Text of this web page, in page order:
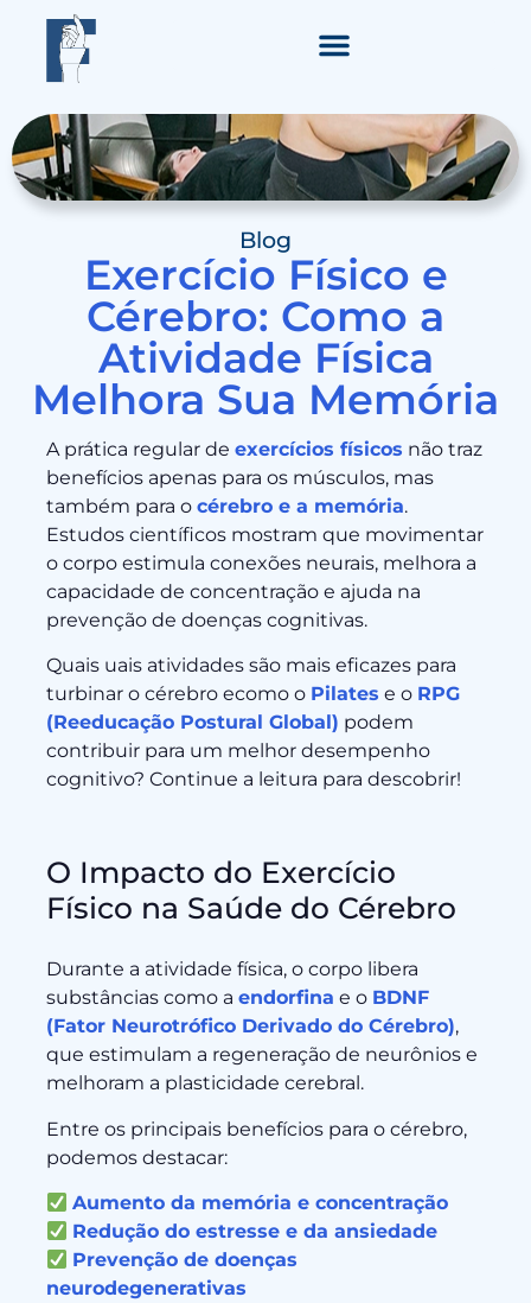
Blog
Exercício Físico e
Cérebro: Como a
Atividade Física
Melhora Sua Memória
A prática regular de exercícios físicos não traz
benefícios apenas para os músculos, mas
também para o cérebro e a memória.
Estudos científicos mostram que movimentar
o corpo estimula conexões neurais, melhora a
capacidade de concentração e ajuda na
prevenção de doenças cognitivas.
Quais uais atividades são mais eficazes para
turbinar o cérebro ecomo o Pilates e o RPG
(Reeducação Postural Global) podem
contribuir para um melhor desempenho
cognitivo? Continue a leitura para descobrir!
O Impacto do Exercício
Físico na Saúde do Cérebro
Durante a atividade física, o corpo libera
substâncias como a endorfina e o BDNF
(Fator Neurotrófico Derivado do Cérebro),
que estimulam a regeneração de neurônios e
melhoram a plasticidade cerebral.
Entre os principais benefícios para o cérebro,
podemos destacar:
Aumento da memória e concentração
Redução do estresse e da ansiedade
Prevenção de doenças
neurodegenerativas